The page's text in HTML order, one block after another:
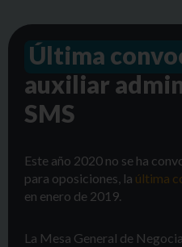
Última
auxiliar
SMS
Este año 2020 no se ha
para oposiciones, la última
en enero de 2019.
La Mesa General de